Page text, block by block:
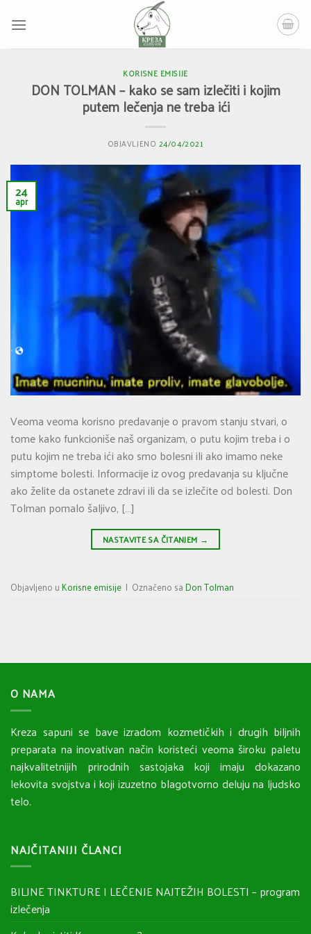
KORISNE EMISIJE
DON TOLMAN – kako se sam izlečiti i kojim
putem lečenja ne treba ići
OBJAVLJENO 24/04/2021
24
apr
Veoma veoma korisno predavanje o pravom stanju stvari, o
tome kako funkcioniše naš organizam, o putu kojim treba i o
putu kojim ne treba ići ako smo bolesni ili ako imamo neke
simptome bolesti. Informacije iz ovog predavanja su ključne
ako želite da ostanete zdravi ili da se izlečite od bolesti. Don
Tolman pomalo šaljivo, […]
NASTAVITE SA ČITANJEM →
Objavljeno uKorisne emisije | Označeno saDon Tolman
O NAMA
Kreza sapuni se bave izradom kozmetičkih i drugih biljnih
preparata na inovativan način koristeći veoma široku paletu
najkvalitetnijih prirodnih sastojaka koji imaju dokazano
lekovita svojstva i koji izuzetno blagotvorno deluju na ljudsko
telo.
NAJČITANIJI ČLANCI
BILJNE TINKTURE I LEČENJE NAJTEŽIH BOLESTI – program
izlečenja